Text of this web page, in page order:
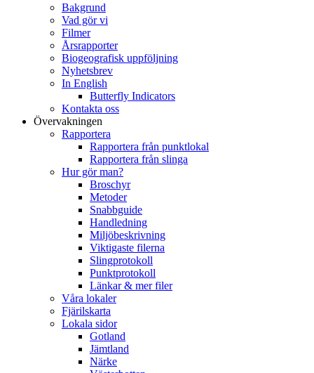
Bakgrund
Vad gör vi
Filmer
Årsrapporter
Biogeografisk uppföljning
Nyhetsbrev
In English
Butterfly Indicators
Kontakta oss
Övervakningen
Rapportera
Rapportera från punktlokal
Rapportera från slinga
Hur gör man?
Broschyr
Metoder
Snabbguide
Handledning
Miljöbeskrivning
Viktigaste filerna
Slingprotokoll
Punktprotokoll
Länkar & mer filer
Våra lokaler
Fjärilskarta
Lokala sidor
Gotland
Jämtland
Närke